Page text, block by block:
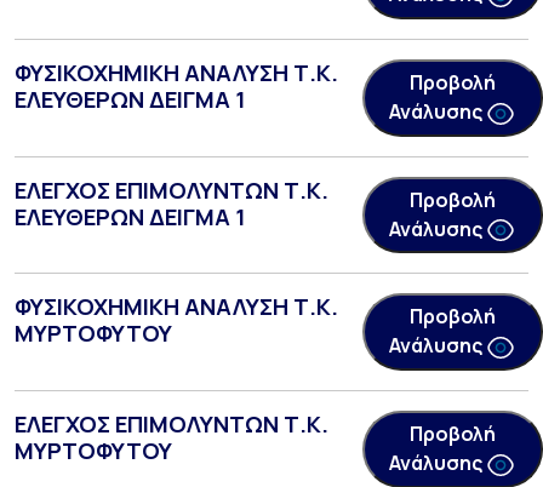
ΦΥΣΙΚΟΧΗΜΙΚΗ ΑΝΑΛΥΣΗ Τ.Κ.
ΕΛΕΥΘΕΡΩΝ ΔΕΙΓΜΑ 1
Προβολή
Ανάλυσης
ΕΛΕΓΧΟΣ ΕΠΙΜΟΛΥΝΤΩΝ Τ.Κ.
ΕΛΕΥΘΕΡΩΝ ΔΕΙΓΜΑ 1
Προβολή
Ανάλυσης
ΦΥΣΙΚΟΧΗΜΙΚΗ ΑΝΑΛΥΣΗ Τ.Κ.
ΜΥΡΤΟΦΥΤΟΥ
Προβολή
Ανάλυσης
ΕΛΕΓΧΟΣ ΕΠΙΜΟΛΥΝΤΩΝ Τ.Κ.
ΜΥΡΤΟΦΥΤΟΥ
Προβολή
Ανάλυσης